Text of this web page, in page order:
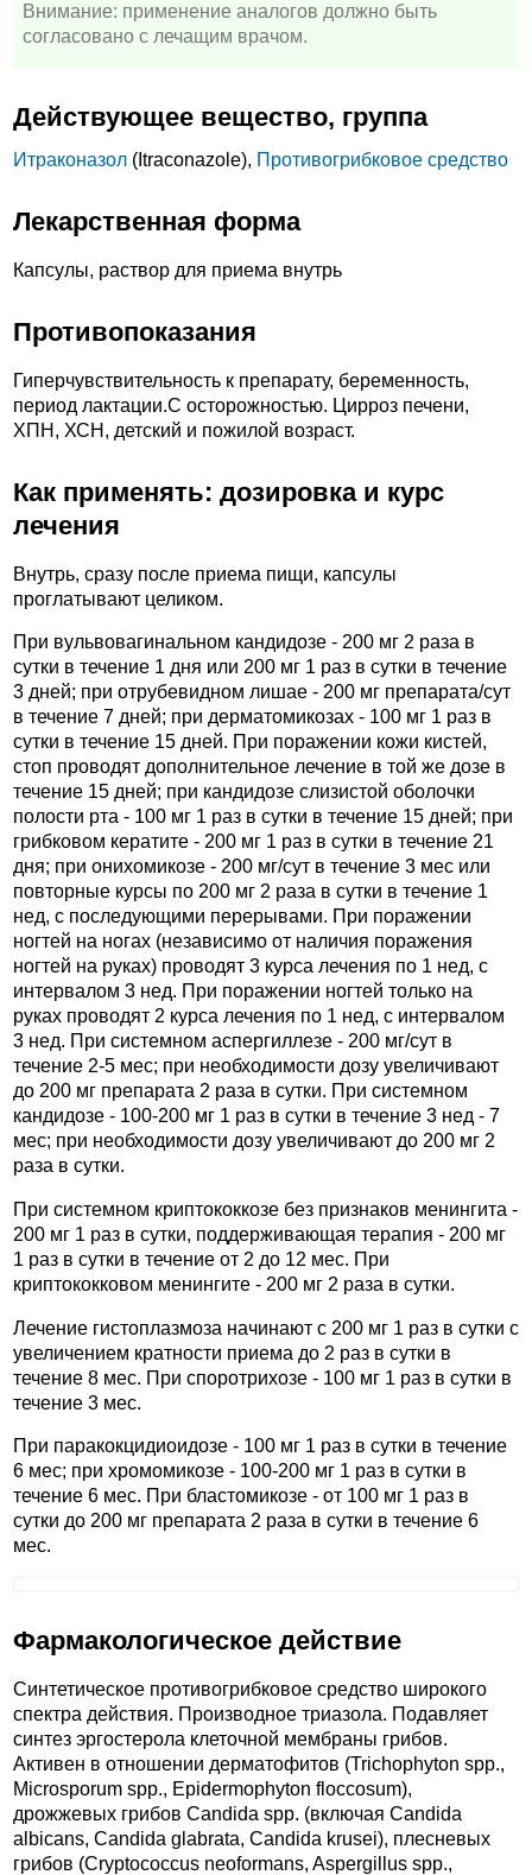
Внимание: применение аналогов должно быть
согласовано с лечащим врачом.
Действующее вещество, группа
Итраконазол (Itraconazole), Противогрибковое средство
Лекарственная форма
Капсулы, раствор для приема внутрь
Противопоказания
Гиперчувствительность к препарату, беременность,
период лактации.C осторожностью. Цирроз печени,
ХПН, ХСН, детский и пожилой возраст.
Как применять: дозировка и курс
лечения
Внутрь, сразу после приема пищи, капсулы
проглатывают целиком.
При вульвовагинальном кандидозе - 200 мг 2 раза в
сутки в течение 1 дня или 200 мг 1 раз в сутки в течение
3 дней; при отрубевидном лишае - 200 мг препарата/сут
в течение 7 дней; при дерматомикозах - 100 мг 1 раз в
сутки в течение 15 дней. При поражении кожи кистей,
стоп проводят дополнительное лечение в той же дозе в
течение 15 дней; при кандидозе слизистой оболочки
полости рта - 100 мг 1 раз в сутки в течение 15 дней; при
грибковом кератите - 200 мг 1 раз в сутки в течение 21
дня; при онихомикозе - 200 мг/сут в течение 3 мес или
повторные курсы по 200 мг 2 раза в сутки в течение 1
нед, с последующими перерывами. При поражении
ногтей на ногах (независимо от наличия поражения
ногтей на руках) проводят 3 курса лечения по 1 нед, с
интервалом 3 нед. При поражении ногтей только на
руках проводят 2 курса лечения по 1 нед, с интервалом
3 нед. При системном аспергиллезе - 200 мг/сут в
течение 2-5 мес; при необходимости дозу увеличивают
до 200 мг препарата 2 раза в сутки. При системном
кандидозе - 100-200 мг 1 раз в сутки в течение 3 нед - 7
мес; при необходимости дозу увеличивают до 200 мг 2
раза в сутки.
При системном криптококкозе без признаков менингита -
200 мг 1 раз в сутки, поддерживающая терапия - 200 мг
1 раз в сутки в течение от 2 до 12 мес. При
криптококковом менингите - 200 мг 2 раза в сутки.
Лечение гистоплазмоза начинают с 200 мг 1 раз в сутки с
увеличением кратности приема до 2 раз в сутки в
течение 8 мес. При споротрихозе - 100 мг 1 раз в сутки в
течение 3 мес.
При паракокцидиоидозе - 100 мг 1 раз в сутки в течение
6 мес; при хромомикозе - 100-200 мг 1 раз в сутки в
течение 6 мес. При бластомикозе - от 100 мг 1 раз в
сутки до 200 мг препарата 2 раза в сутки в течение 6
мес.
Фармакологическое действие
Синтетическое противогрибковое средство широкого
спектра действия. Производное триазола. Подавляет
синтез эргостерола клеточной мембраны грибов.
Активен в отношении дерматофитов (Trichophyton spp.,
Microsporum spp., Epidermophyton floccosum),
дрожжевых грибов Candida spp. (включая Candida
albicans, Candida glabrata, Candida krusei), плесневых
грибов (Cryptococcus neoformans, Aspergillus spp.,